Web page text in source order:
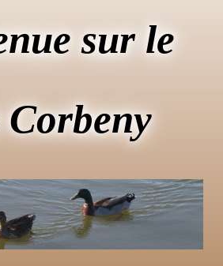
sur le
Corbeny